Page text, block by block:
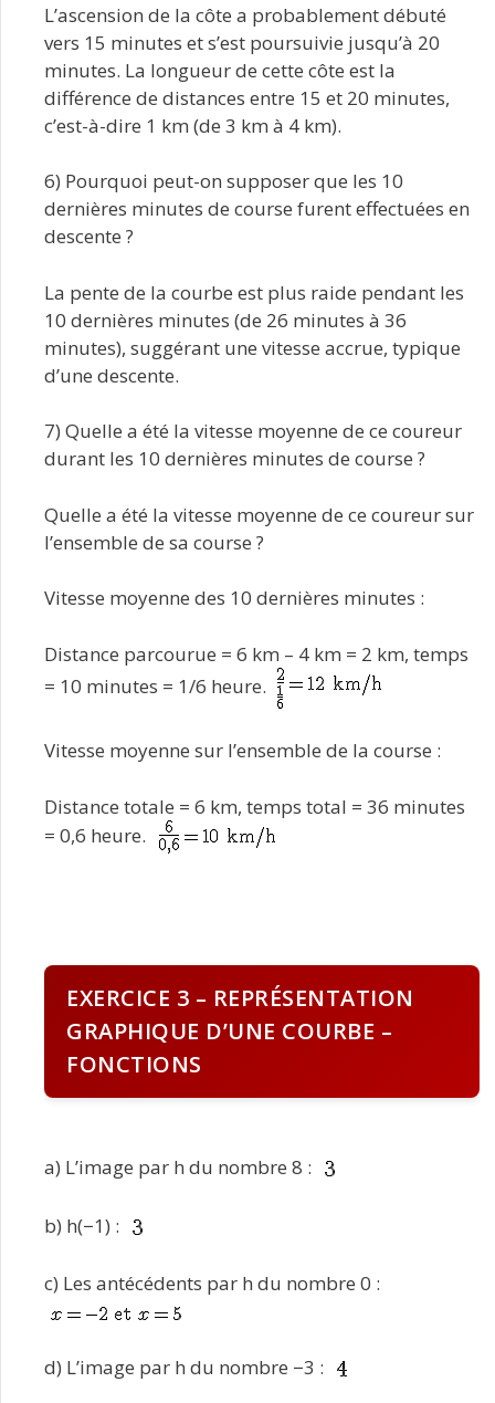
L’ascension de la côte a probablement débuté
vers 15 minutes et s’est poursuivie jusqu’à 20
minutes. La longueur de cette côte est la
différence de distances entre 15 et 20 minutes,
c’est-à-dire 1 km (de 3 km à 4 km).
6) Pourquoi peut-on supposer que les 10
dernières minutes de course furent effectuées en
descente ?
La pente de la courbe est plus raide pendant les
10 dernières minutes (de 26 minutes à 36
minutes), suggérant une vitesse accrue, typique
d’une descente.
7) Quelle a été la vitesse moyenne de ce coureur
durant les 10 dernières minutes de course ?
Quelle a été la vitesse moyenne de ce coureur sur
l’ensemble de sa course ?
Vitesse moyenne des 10 dernières minutes :
Distance parcourue = 6 km – 4 km = 2 km, temps
= 10 minutes = 1/6 heure.
Vitesse moyenne sur l’ensemble de la course :
Distance totale = 6 km, temps total = 36 minutes
= 0,6 heure.
EXERCICE 3 – REPRÉSENTATION
GRAPHIQUE D’UNE COURBE –
FONCTIONS
a) L’image par h du nombre 8 :
b) h(−1) :
c) Les antécédents par h du nombre 0 :
d) L’image par h du nombre −3 :